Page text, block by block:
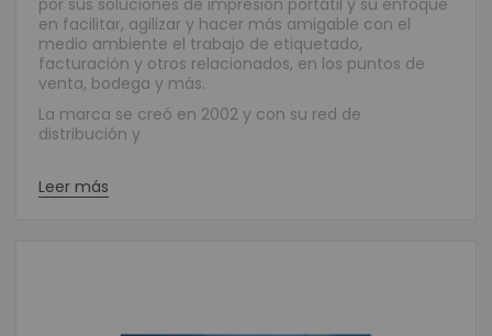
por sus soluciones de impresión portátil y su enfoque
en facilitar, agilizar y hacer más amigable con el
medio ambiente el trabajo de etiquetado,
facturación y otros relacionados, en los puntos de
venta, bodega y más.
La marca se creó en 2002 y con su red de
distribución y
Leer más